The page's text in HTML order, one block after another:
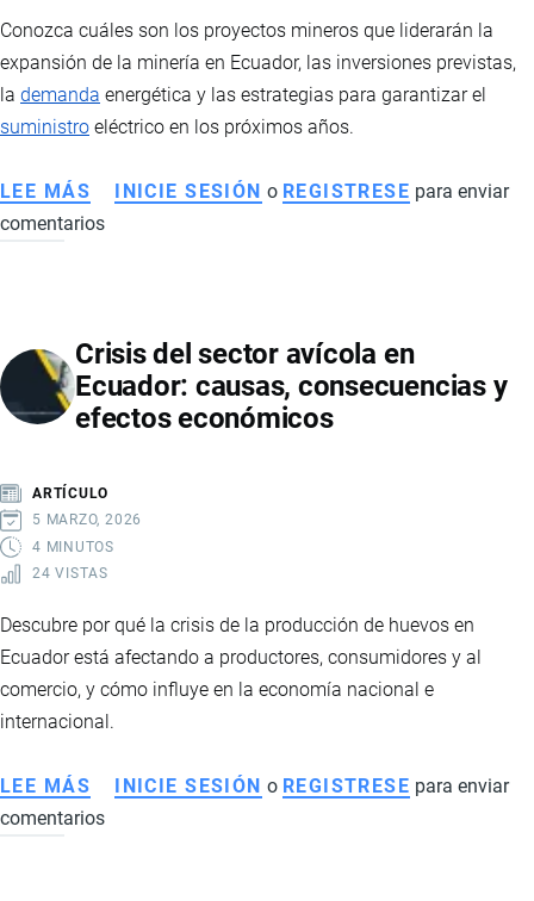
REORGANIZA
ESTADO
Conozca cuáles son los proyectos mineros que liderarán la
expansión de la minería en Ecuador, las inversiones previstas,
la demanda energética y las estrategias para garantizar el
suministro eléctrico en los próximos años.
LEE MÁS SOBRE
MINERÍA
QUE
IMPULSARÁN
LA
EL
DESAFÍO
DE
AUTOGENERACIÓN
INICIE SESIÓN o REGISTRESE para enviar
comentarios
Crisis del sector avícola en
Ecuador: causas, consecuencias y
efectos económicos
ARTÍCULO
5 MARZO, 2026
4 MINUTOS
24 VISTAS
Descubre por qué la crisis de la producción de huevos en
Ecuador está afectando a productores, consumidores y al
comercio, y cómo influye en la economía nacional e
internacional.
LEE MÁS SOBRE
CRISIS
INICIE SESIÓN o REGISTRESE para enviar
comentarios